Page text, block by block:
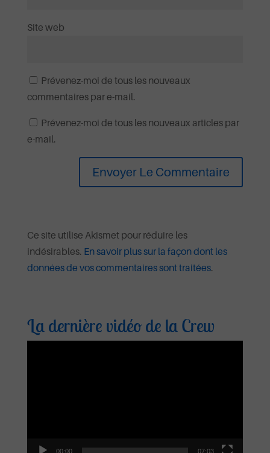
Site web
Prévenez-moi de tous les nouveaux
commentaires par e-mail.
Prévenez-moi de tous les nouveaux articles par
e-mail.
Ce site utilise Akismet pour réduire les
indésirables. En savoir plus sur la façon dont les
données de vos commentaires sont traitées.
La dernière vidéo de la Crew
00:00 07:03